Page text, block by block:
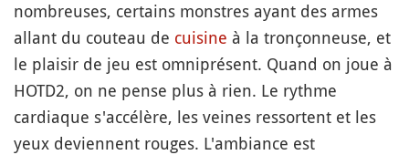
nombreuses, certains monstres ayant des armes
allant du couteau de cuisine à la tronçonneuse, et
le plaisir de jeu est omniprésent. Quand on joue à
HOTD2, on ne pense plus à rien. Le rythme
cardiaque s'accélère, les veines ressortent et les
yeux deviennent rouges. L'ambiance est